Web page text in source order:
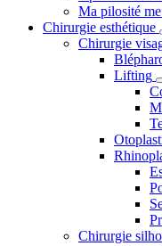
Ma pilosité
Chirurgie esthétique
Chirurgie
Lifting
Chirurgie